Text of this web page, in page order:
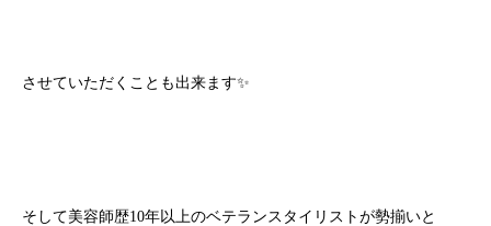
させていただくことも出来ます✨
そして美容師歴10年以上のベテランスタイリストが勢揃いと